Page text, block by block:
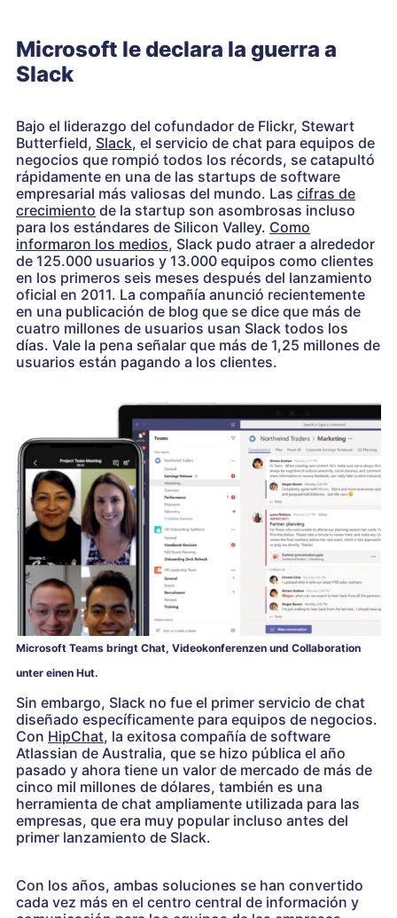
Microsoft le declara la guerra a
Slack
Bajo el liderazgo del cofundador de Flickr, Stewart
Butterfield, Slack, el servicio de chat para equipos de
negocios que rompió todos los récords, se catapultó
rápidamente en una de las startups de software
empresarial más valiosas del mundo. Las cifras de
crecimiento de la startup son asombrosas incluso
para los estándares de Silicon Valley. Como
informaron los medios, Slack pudo atraer a alrededor
de 125.000 usuarios y 13.000 equipos como clientes
en los primeros seis meses después del lanzamiento
oficial en 2011. La compañía anunció recientemente
en una publicación de blog que se dice que más de
cuatro millones de usuarios usan Slack todos los
días. Vale la pena señalar que más de 1,25 millones de
usuarios están pagando a los clientes.
Microsoft Teams bringt Chat, Videokonferenzen und Collaboration
unter einen Hut.
Sin embargo, Slack no fue el primer servicio de chat
diseñado específicamente para equipos de negocios.
Con HipChat, la exitosa compañía de software
Atlassian de Australia, que se hizo pública el año
pasado y ahora tiene un valor de mercado de más de
cinco mil millones de dólares, también es una
herramienta de chat ampliamente utilizada para las
empresas, que era muy popular incluso antes del
primer lanzamiento de Slack.
Con los años, ambas soluciones se han convertido
cada vez más en el centro central de información y